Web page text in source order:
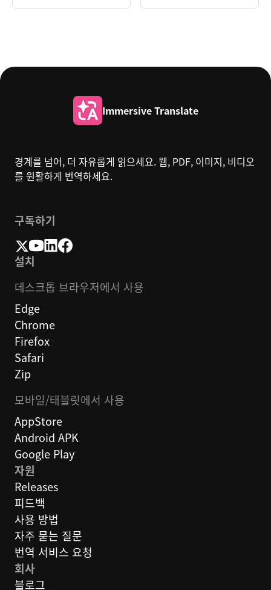
Immersive Translate
경계를 넘어, 더 자유롭게 읽으세요. 웹, PDF, 이미지, 비디오
를 원활하게 번역하세요.
구독하기
설치
데스크톱 브라우저에서 사용
Edge
Chrome
Firefox
Safari
Zip
모바일/태블릿에서 사용
AppStore
Android APK
Google Play
자원
Releases
피드백
사용 방법
자주 묻는 질문
번역 서비스 요청
회사
블로그